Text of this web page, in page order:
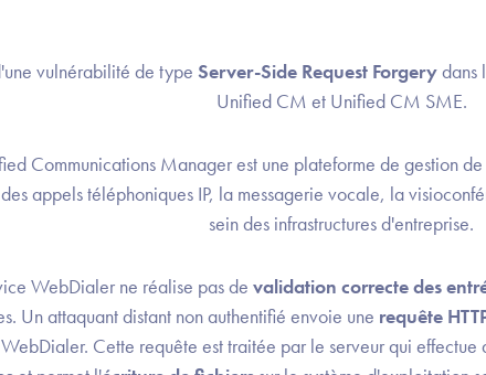
vulnérabilité de type Server-Side Request Forgerydans
Unified CM et Unified CM SME.
Communications Manager est une plateforme de gestion
appels téléphoniques IP, la messagerie vocale, la
sein des infrastructures d'entreprise.
WebDialer ne réalise pas de validation correcte des
Un attaquant distant non authentifié envoie une requête
Cette requête est traitée par le serveur qui effectue